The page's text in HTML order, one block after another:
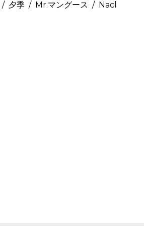
夕季 / Mr.マングース / Nacl